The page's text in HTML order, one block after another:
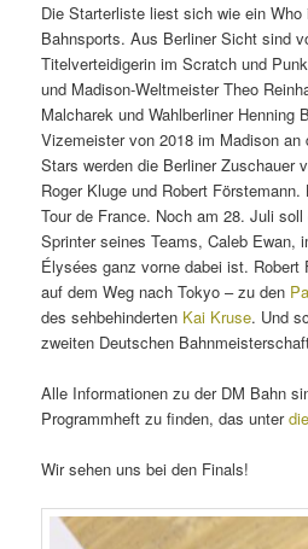
Die Starterliste liest sich wie ein
Bahnsports. Aus Berliner Sicht sind
Titelverteidigerin im Scratch und
und Madison-Weltmeister Theo
Malcharek und Wahlberliner Henning
Vizemeister von 2018 im Madison an
Stars werden die Berliner Zuschauer
Roger Kluge und Robert
Tour de France. Noch am 28. Juli
Sprinter seines Teams, Caleb Ewan,
Élysées ganz vorne dabei ist. Robert
auf dem Weg nach Tokyo – zu den
des sehbehinderten Kai Kruse. Und
zweiten Deutschen
Alle Informationen zu der DM Bahn
Programmheft zu finden, das unter
Wir sehen uns bei den Finals!